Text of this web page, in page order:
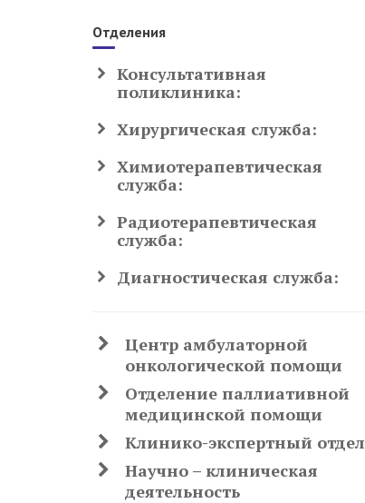
Отделения
Консультативная
поликлиника:
Хирургическая служба:
Химиотерапевтическая
служба:
Радиотерапевтическая
служба:
Диагностическая служба:
Центр амбулаторной
онкологической помощи
Отделение паллиативной
медицинской помощи
Клинико-экспертный отдел
Научно – клиническая
деятельность